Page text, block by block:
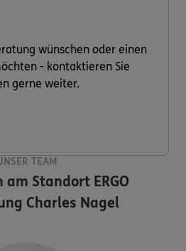
wünschen oder einen
- kontaktieren Sie
gerne weiter.
TEAM
am StandortERGO
Charles Nagel